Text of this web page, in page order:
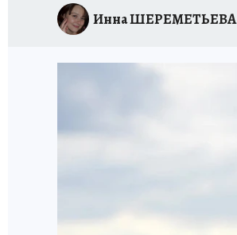
Инна ШЕРЕМЕТЬЕВА